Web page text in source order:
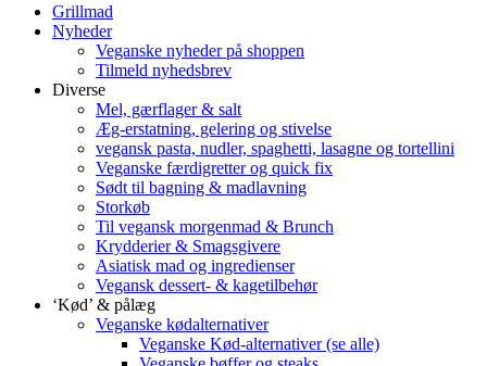
Grillmad
Nyheder
Veganske nyheder på shoppen
Tilmeld nyhedsbrev
Diverse
Mel, gærflager & salt
Æg-erstatning, gelering og stivelse
vegansk pasta, nudler, spaghetti, lasagne og tortellini
Veganske færdigretter og quick fix
Sødt til bagning & madlavning
Storkøb
Til vegansk morgenmad & Brunch
Krydderier & Smagsgivere
Asiatisk mad og ingredienser
Vegansk dessert- & kagetilbehør
‘Kød’ & pålæg
Veganske kødalternativer
Veganske Kød-alternativer (se alle)